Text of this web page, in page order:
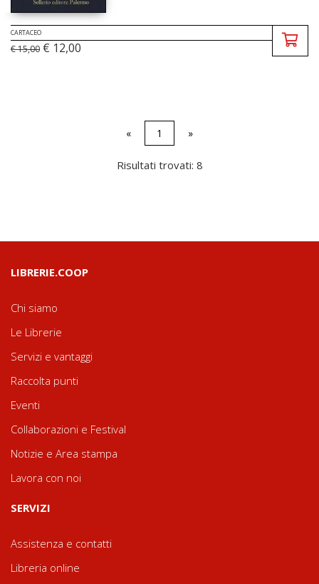
CARTACEO
€ 15,00 € 12,00
« 1 »
Risultati trovati: 8
LIBRERIE.COOP
Chi siamo
Le Librerie
Servizi e vantaggi
Raccolta punti
Eventi
Collaborazioni e Festival
Notizie e Area stampa
Lavora con noi
SERVIZI
Assistenza e contatti
Libreria online